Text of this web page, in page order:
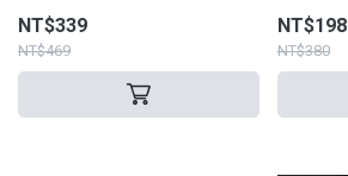
NT$339
NT$469
NT$198
NT$380